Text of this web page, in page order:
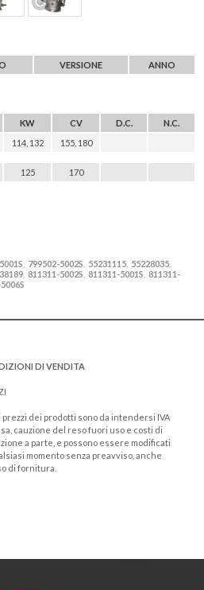
VERSIONE ANNO
KW CV D.C.
N.C.
114, 132 155, 180
125 170
799502-5002S 55231115 55228035
811311-5002S 811311-5001S 811311-
DI VENDITA
prezzi dei prodotti sono da intendersi IVA
cauzione del reso fuori uso e costi di
a parte, e possono essere modificati
momento senza preavviso, anche
di fornitura.